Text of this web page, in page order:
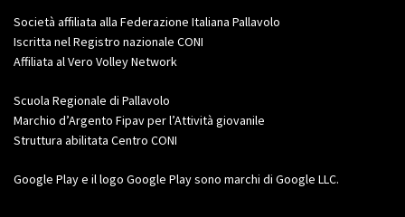
Società affiliata alla Federazione Italiana Pallavolo
Iscritta nel Registro nazionale CONI
Affiliata al Vero Volley Network
Scuola Regionale di Pallavolo
Marchio d’Argento Fipav per l’Attività giovanile
Struttura abilitata Centro CONI
Google Play e il logo Google Play sono marchi di Google LLC.